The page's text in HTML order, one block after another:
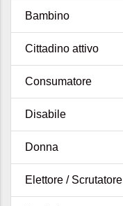
Bambino
Cittadino attivo
Consumatore
Disabile
Donna
Elettore / Scrutatore